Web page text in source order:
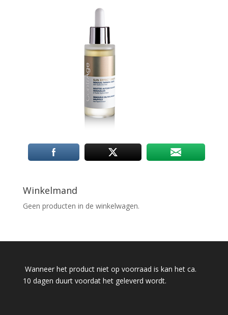
Winkelmand
Geen producten in de winkelwagen.
Wanneer het product niet op voorraad is kan het ca.
10 dagen duurt voordat het geleverd wordt.